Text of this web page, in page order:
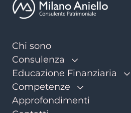
Chi sono
Consulenza
Educazione Finanziaria
Competenze
Approfondimenti